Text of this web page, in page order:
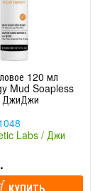
120 мл
Mud Soapless
ДжиДжи
Labs / Джи